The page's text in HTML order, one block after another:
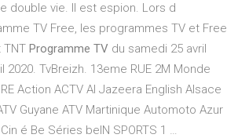
double vie. Il est espion. Lors d
TV Free, les programmes TV et Free
Programme TV du samedi 25 avril
TvBreizh. 13eme RUE 2M Monde
Action ACTV Al Jazeera English Alsace
Guyane ATV Martinique Automoto Azur
é Be Séries beIN SPORTS 1 …